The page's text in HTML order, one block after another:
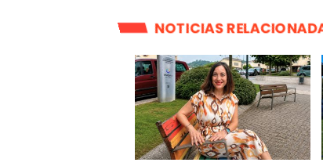
NOTICIAS